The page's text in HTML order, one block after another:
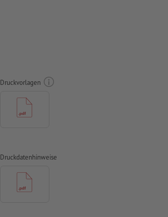
Druckvorlagen
Druckdatenhinweise